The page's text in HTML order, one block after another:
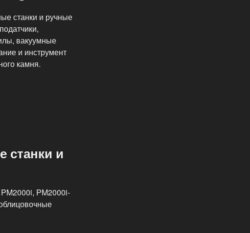
станки и ручные
вакуумные
и инструмент
камня.
станки и
PM2000i-